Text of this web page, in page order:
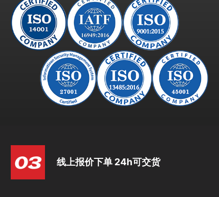
线上报价下单 24h可交货